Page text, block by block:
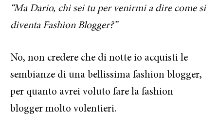
“Ma Dario, chi sei tu per venirmi a dire come si
diventa Fashion Blogger?”
No, non credere che di notte io acquisti le
sembianze di una bellissima fashion blogger,
per quanto avrei voluto fare la fashion
blogger molto volentieri.